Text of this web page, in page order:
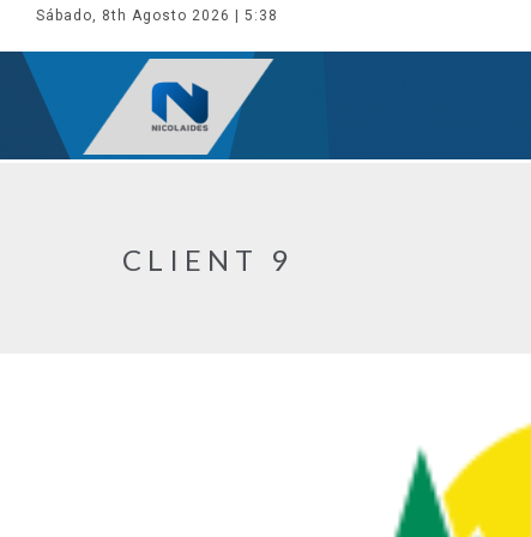
Sábado, 8th Agosto 2026 | 5:38
CLIENT 9